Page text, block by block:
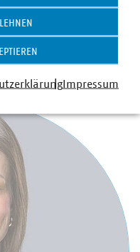
Impressum